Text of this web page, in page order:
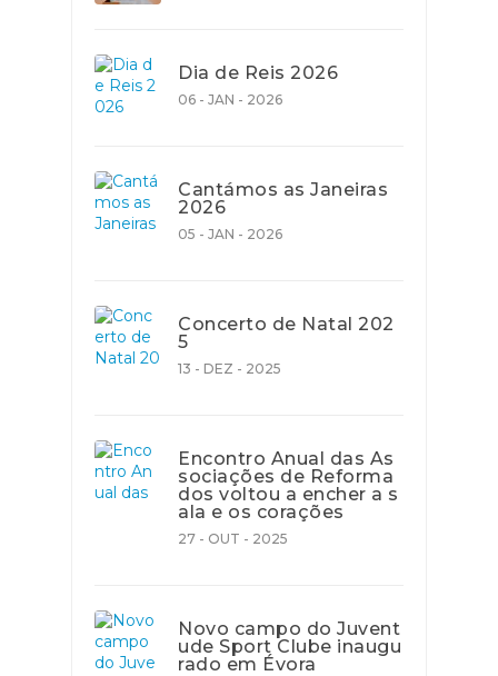
Dia de Reis 2026
06 - JAN - 2026
Cantámos as Janeiras
2026
05 - JAN - 2026
Concerto de Natal 202
5
13 - DEZ - 2025
Encontro Anual das As
sociações de Reforma
dos voltou a encher a s
ala e os corações
27 - OUT - 2025
Novo campo do Juvent
ude Sport Clube inaugu
rado em Évora